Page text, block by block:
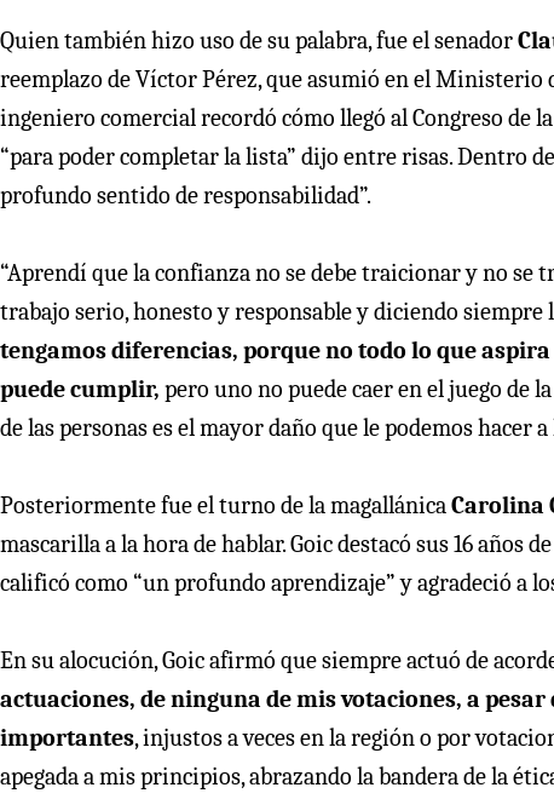
Quien también hizo uso de su palabra, fue el senador
reemplazo de Víctor Pérez, que asumió en el
ingeniero comercial recordó cómo llegó al Congreso de
“para poder completar la lista” dijo entre risas. Dentro
profundo sentido de responsabilidad”.
“Aprendí que la confianza no se debe traicionar y no se
trabajo serio, honesto y responsable y diciendo siempre
tengamos diferencias, porque no todo lo que
puede cumplir, pero uno no puede caer en el juego de
de las personas es el mayor daño que le podemos hacer
Posteriormente fue el turno de la magallánicaCarolina
mascarilla a la hora de hablar. Goic destacó sus 16 años
calificó como “un profundo aprendizaje” y agradeció a
En su alocución, Goic afirmó que siempre actuó de
actuaciones, de ninguna de mis votaciones, a
importantes, injustos a veces en la región o por
apegada a mis principios, abrazando la bandera de la